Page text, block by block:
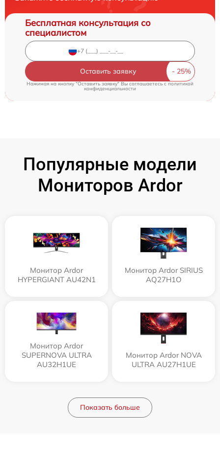
Бесплатная консультация со
специалистом
Оставить заявку
Нажимая на кнопку "Оставить заявку" Вы соглашаетесь cполитикой
конфиденциальности
Популярные модели
Мониторов Ardor
Монитор Ardor
HYPERGIANT AU42N1
Монитор Ardor SIRIUS
AQ27H1O
Монитор Ardor
SUPERNOVA ULTRA
AU32H1UE
Монитор Ardor NOVA
ULTRA AU27H1UE
Показать больше